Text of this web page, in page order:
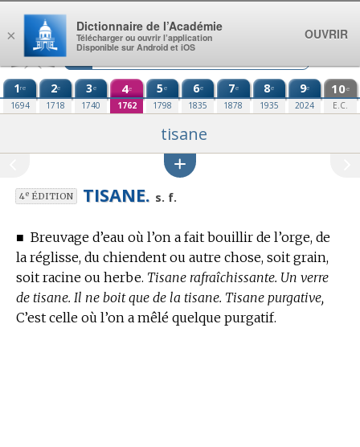
Aller au contenu
1re
1694
2e
1718
3e
1740
4e
1762
5e
1798
6e
1835
7e
1878
8e
1935
9e
2024
10e
E.C.
tisane
4eÉDITION TISANE. s. f.
■ Breuvage d’eau où l’on a fait bouillir de l’orge, de
la réglisse, du chiendent ou autre chose, soit grain,
soit racine ou herbe. Tisane rafraîchissante. Un verre
de tisane. Il ne boit que de la tisane. Tisane purgative,
C’est celle où l’on a mêlé quelque purgatif.
×
Dictionnaire de l’Académie
Télécharger ou ouvrir l’application
Disponible sur Android et iOS
OUVRIR